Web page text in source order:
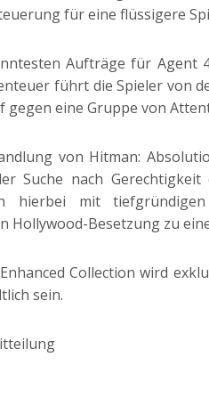
für eine flüssigere
Aufträge für Agent
führt die Spieler von
gegen eine Gruppe von
von Hitman:
Suche nach
hierbei mit
Hollywood-Besetzung zu
Collection wird
sein.